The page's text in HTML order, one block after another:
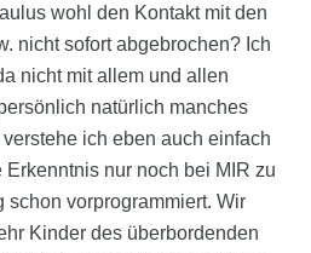
wohl den Kontakt mit den
nicht sofort abgebrochen? Ich
nicht mit allem und allen
natürlich manches
ich eben auch einfach
nur noch bei MIR zu
schon vorprogrammiert. Wir
Kinder des überbordenden